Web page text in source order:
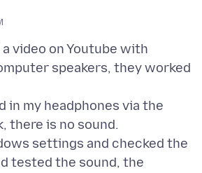
a video on Youtube with
speakers, they worked
in my headphones via the
there is no sound.
settings and checked the
tested the sound, the